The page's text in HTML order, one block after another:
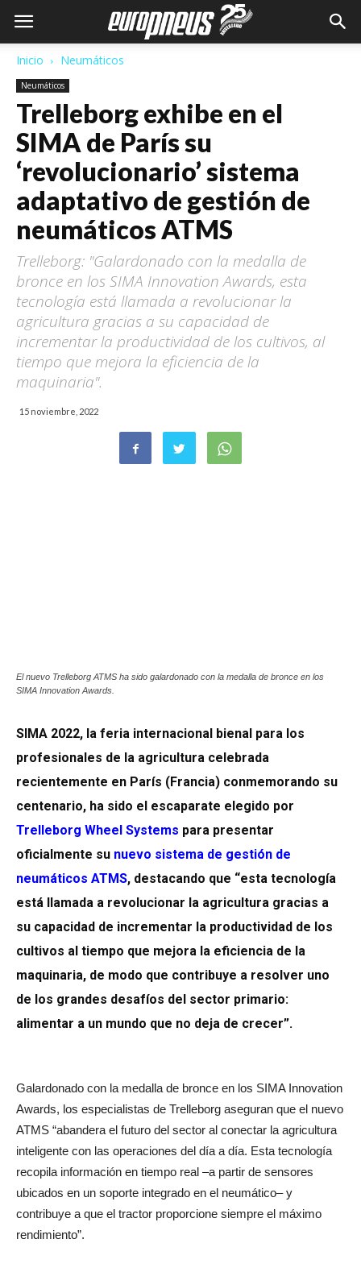
Inicio Neumáticos
Neumáticos
Trelleborg exhibe en el
SIMA de París su
‘revolucionario’ sistema
adaptativo de gestión de
neumáticos ATMS
Trelleborg: "Galardonado con la medalla de
bronce en los SIMA Innovation Awards, esta
tecnología está llamada a revolucionar la
agricultura gracias a su capacidad de
incrementar la productividad de los cultivos, al
tiempo que mejora la eficiencia de la
maquinaria".
15 noviembre, 2022
El nuevo Trelleborg ATMS ha sido galardonado con la medalla de bronce en los
SIMA Innovation Awards.
SIMA 2022, la feria internacional bienal para los
profesionales de la agricultura celebrada
recientemente en París (Francia) conmemorando su
centenario, ha sido el escaparate elegido por
Trelleborg Wheel Systems para presentar
oficialmente su nuevo sistema de gestión de
neumáticos ATMS, destacando que “esta tecnología
está llamada a revolucionar la agricultura gracias a
su capacidad de incrementar la productividad de los
cultivos al tiempo que mejora la eficiencia de la
maquinaria, de modo que contribuye a resolver uno
de los grandes desafíos del sector primario:
alimentar a un mundo que no deja de crecer”.
Galardonado con la medalla de bronce en los SIMA Innovation
Awards, los especialistas de Trelleborg aseguran que el nuevo
ATMS “abandera el futuro del sector al conectar la agricultura
inteligente con las operaciones del día a día. Esta tecnología
recopila información en tiempo real –a partir de sensores
ubicados en un soporte integrado en el neumático– y
contribuye a que el tractor proporcione siempre el máximo
rendimiento”.